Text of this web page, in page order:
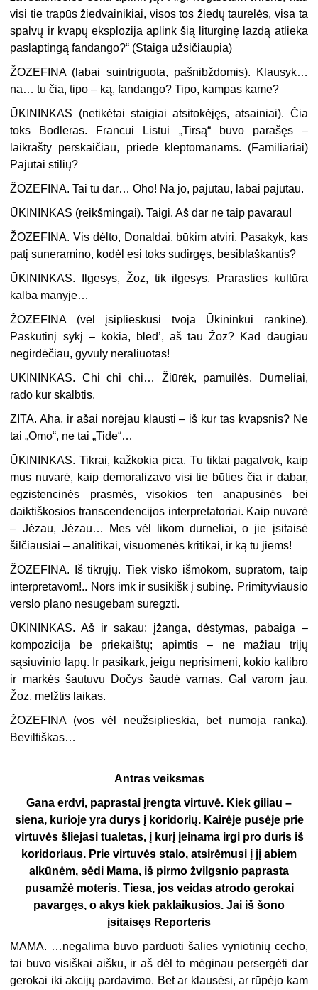
visi tie trapūs žiedvainikiai, visos tos žiedų taurelės, visa ta
spalvų ir kvapų eksplozija aplink šią liturginę lazdą atlieka
paslaptingą fandango?“ (Staiga užsičiaupia)
ŽOZEFINA ( labai suintriguota, pašnibždomis). Klausyk…
na… tu čia, tipo – ką, fandango? Tipo, kampas kame?
ŪKININKAS (netikėtai staigiai atsitokėjęs, atsainiai). Čia
toks Bodleras. Francui Listui „Tirsą“ buvo parašęs –
laikrašty perskaičiau, priede kleptomanams. (Familiariai)
Pajutai stilių?
ŽOZEFINA. Tai tu dar… Oho! Na jo, pajutau, labai pajutau.
ŪKININKAS (reikšmingai). Taigi. Aš dar ne taip pavarau!
ŽOZEFINA. Vis dėlto, Donaldai, būkim atviri. Pasakyk, kas
patį suneramino, kodėl esi toks sudirgęs, besiblaškantis?
ŪKININKAS. Ilgesys, Žoz, tik ilgesys. Prarasties kultūra
kalba manyje…
ŽOZEFINA (vėl įsiplieskusi tvoja Ūkininkui rankine).
Paskutinį sykį – kokia, bled’, aš tau Žoz? Kad daugiau
negirdėčiau, gyvuly neraliuotas!
ŪKININKAS. Chi chi chi… Žiūrėk, pamuilės. Durneliai,
rado kur skalbtis.
ZITA. Aha, ir ašai norėjau klausti – iš kur tas kvapsnis? Ne
tai „Omo“, ne tai „Tide“…
ŪKININKAS. Tikrai, kažkokia pica. Tu tiktai pagalvok, kaip
mus nuvarė, kaip demoralizavo visi tie būties čia ir dabar,
egzistencinės prasmės, visokios ten anapusinės bei
daiktiškosios transcendencijos interpretatoriai. Kaip nuvarė
– Jėzau, Jėzau… Mes vėl likom durneliai, o jie įsitaisė
šilčiausiai – analitikai, visuomenės kritikai, ir ką tu jiems!
ŽOZEFINA. Iš tikrųjų. Tiek visko išmokom, supratom, taip
interpretavom!.. Nors imk ir susikišk į subinę. Primityviausio
verslo plano nesugebam suregzti.
ŪKININKAS. Aš ir sakau: įžanga, dėstymas, pabaiga –
kompozicija be priekaištų; apimtis – ne mažiau trijų
sąsiuvinio lapų. Ir pasikark, jeigu neprisimeni, kokio kalibro
ir markės šautuvu Dočys šaudė varnas. Gal varom jau,
Žoz, melžtis laikas.
ŽOZEFINA (vos vėl neužsiplieskia, bet numoja ranka).
Beviltiškas…
Antras veiksmas
Gana erdvi, paprastai įrengta virtuvė. Kiek giliau –
siena, kurioje yra durys į koridorių. Kairėje pusėje prie
virtuvės šliejasi tualetas, į kurį įeinama irgi pro duris iš
koridoriaus. Prie virtuvės stalo, atsirėmusi į jį abiem
alkūnėm, sėdi Mama, iš pirmo žvilgsnio paprasta
pusamžė moteris. Tiesa, jos veidas atrodo gerokai
pavargęs, o akys kiek paklaikusios. Jai iš šono
įsitaisęs Reporteris
MAMA. …negalima buvo parduoti šalies vyniotinių cecho,
tai buvo visiškai aišku, ir aš dėl to mėginau persergėti dar
gerokai iki akcijų pardavimo. Bet ar klausėsi, ar rūpėjo kam